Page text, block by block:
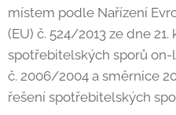
místem podle Nařízení
(EU) č. 524/2013 ze dne
spotřebitelských sporů on-
č. 2006/2004 a směrnice
řešení spotřebitelských